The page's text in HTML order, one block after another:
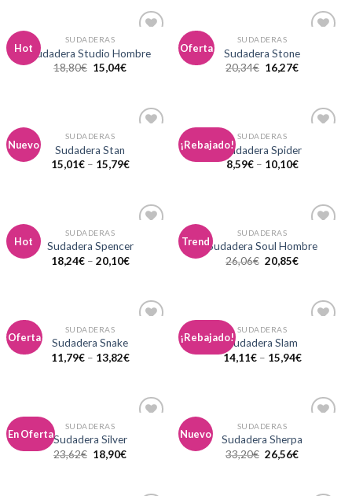
Hot
a la
SUDADERAS
Sudadera Studio Hombre
18,80€ 15,04€
Oferta
SUDADERAS
Sudadera Stone
20,34€ 16,27€
Nuevo
SUDADERAS
Sudadera Stan
15,01€– 15,79€
¡Rebajado!
SUDADERAS
Sudadera Spider
8,59€– 10,10€
Hot
SUDADERAS
Sudadera Spencer
18,24€– 20,10€
Trend
a la
SUDADERAS
Sudadera Soul Hombre
26,06€ 20,85€
Oferta
SUDADERAS
Sudadera Snake
11,79€– 13,82€
¡Rebajado!
SUDADERAS
Sudadera Slam
14,11€– 15,94€
En Oferta
SUDADERAS
Sudadera Silver
23,62€ 18,90€
Nuevo
SUDADERAS
Sudadera Sherpa
33,20€ 26,56€